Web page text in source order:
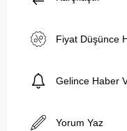
Fiyat Düşünce
Gelince Haber
Yorum Yaz